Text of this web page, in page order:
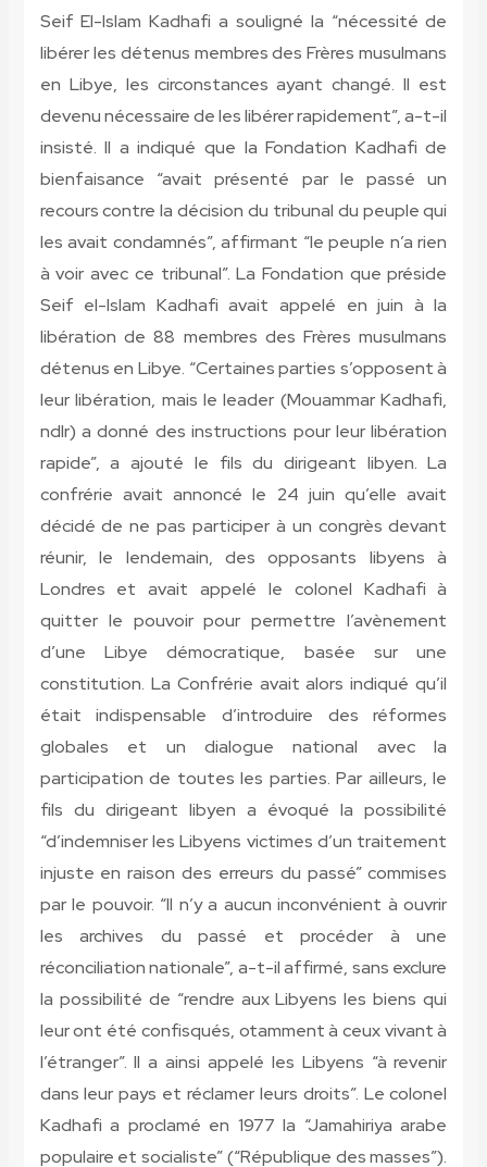
Seif El-Islam Kadhafi a souligné la “nécessité de
libérer les détenus membres des Frères musulmans
en Libye, les circonstances ayant changé. Il est
devenu nécessaire de les libérer rapidement”, a-t-il
insisté. Il a indiqué que la Fondation Kadhafi de
bienfaisance “avait présenté par le passé un
recours contre la décision du tribunal du peuple qui
les avait condamnés”, affirmant “le peuple n’a rien
à voir avec ce tribunal”. La Fondation que préside
Seif el-Islam Kadhafi avait appelé en juin à la
libération de 88 membres des Frères musulmans
détenus en Libye. “Certaines parties s’opposent à
leur libération, mais le leader (Mouammar Kadhafi,
ndlr) a donné des instructions pour leur libération
rapide”, a ajouté le fils du dirigeant libyen. La
confrérie avait annoncé le 24 juin qu’elle avait
décidé de ne pas participer à un congrès devant
réunir, le lendemain, des opposants libyens à
Londres et avait appelé le colonel Kadhafi à
quitter le pouvoir pour permettre l’avènement
d’une Libye démocratique, basée sur une
constitution. La Confrérie avait alors indiqué qu’il
était indispensable d’introduire des réformes
globales et un dialogue national avec la
participation de toutes les parties. Par ailleurs, le
fils du dirigeant libyen a évoqué la possibilité
“d’indemniser les Libyens victimes d’un traitement
injuste en raison des erreurs du passé” commises
par le pouvoir. “Il n’y a aucun inconvénient à ouvrir
les archives du passé et procéder à une
réconciliation nationale”, a-t-il affirmé, sans exclure
la possibilité de “rendre aux Libyens les biens qui
leur ont été confisqués, otamment à ceux vivant à
l’étranger”. Il a ainsi appelé les Libyens “à revenir
dans leur pays et réclamer leurs droits”. Le colonel
Kadhafi a proclamé en 1977 la “Jamahiriya arabe
populaire et socialiste” (“République des masses”).